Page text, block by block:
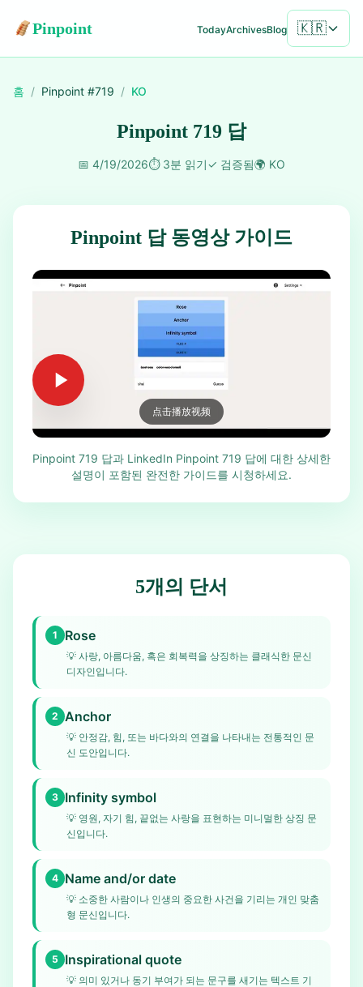
Pinpoint TodayArchivesBlog 🇰🇷
홈 / Pinpoint #719 / KO
Pinpoint 719 답
📅 4/19/2026⏱️ 3분 읽기✓ 검증됨🌍 KO
Pinpoint 답 동영상 가이드
点击播放视频
Pinpoint 719 답과 LinkedIn Pinpoint 719 답에 대한 상세한
설명이 포함된 완전한 가이드를 시청하세요.
5개의 단서
1 Rose
💡 사랑, 아름다움, 혹은 회복력을 상징하는 클래식한 문신
디자인입니다.
2 Anchor
💡 안정감, 힘, 또는 바다와의 연결을 나타내는 전통적인 문
신 도안입니다.
3 Infinity symbol
💡 영원, 자기 힘, 끝없는 사랑을 표현하는 미니멀한 상징 문
신입니다.
4 Name and/or date
💡 소중한 사람이나 인생의 중요한 사건을 기리는 개인 맞춤
형 문신입니다.
5 Inspirational quote
💡 의미 있거나 동기 부여가 되는 문구를 새기는 텍스트 기